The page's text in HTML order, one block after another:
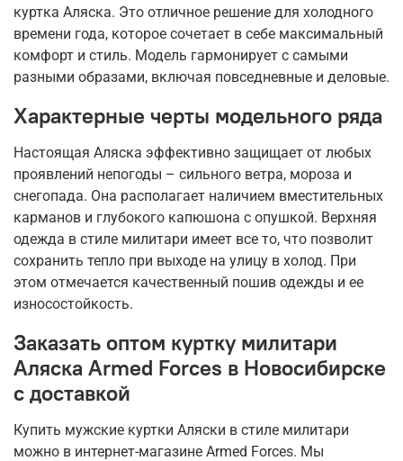
куртка Аляска. Это отличное решение для холодного
времени года, которое сочетает в себе максимальный
комфорт и стиль. Модель гармонирует с самыми
разными образами, включая повседневные и деловые.
Характерные черты модельного ряда
Настоящая Аляска эффективно защищает от любых
проявлений непогоды – сильного ветра, мороза и
снегопада. Она располагает наличием вместительных
карманов и глубокого капюшона с опушкой. Верхняя
одежда в стиле милитари имеет все то, что позволит
сохранить тепло при выходе на улицу в холод. При
этом отмечается качественный пошив одежды и ее
износостойкость.
Заказать оптом куртку милитари
Аляска Armed Forces в Новосибирске
с доставкой
Купить мужские куртки Аляски в стиле милитари
можно в интернет-магазине Armed Forces. Мы